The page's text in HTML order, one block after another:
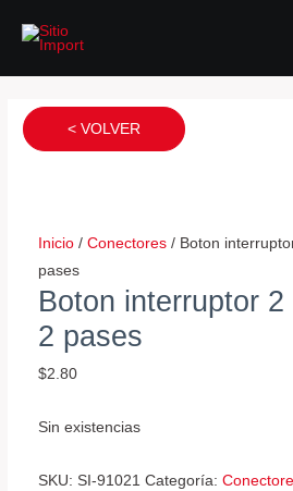
< VOLVER
Inicio/ Conectores/ Boton
pases
Boton interruptor
2 pases
$2.80
Sin existencias
SKU: SI-91021 Categoría:
temperatura
volkswagen